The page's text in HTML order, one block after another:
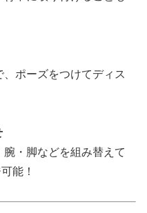
ポーズをつけてディス
・脚などを組み替えて
能！